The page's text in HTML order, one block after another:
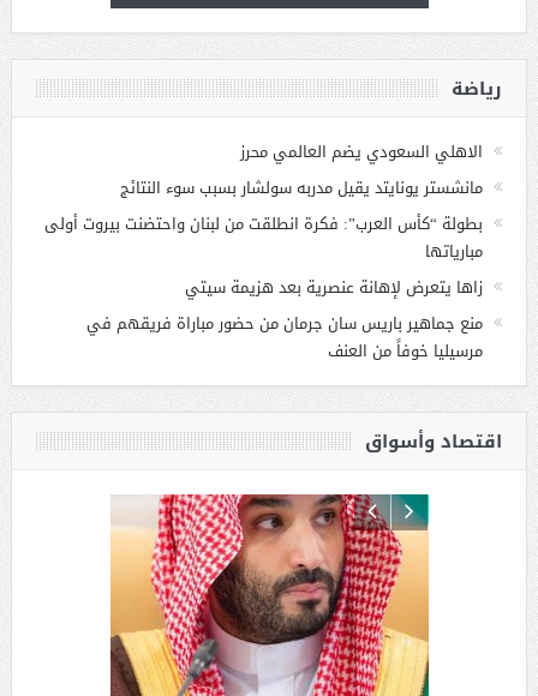
رياضة
الاهلي السعودي يضم العالمي محرز
مانشستر يونايتد يقيل مدربه سولشار بسبب سوء النتائج
بطولة “كأس العرب”: فكرة انطلقت من لبنان واحتضنت بيروت أولى
مبارياتها
زاها يتعرض لإهانة عنصرية بعد هزيمة سيتي
منع جماهير باريس سان جرمان من حضور مباراة فريقهم في
مرسيليا خوفاً من العنف
اقتصاد وأسواق